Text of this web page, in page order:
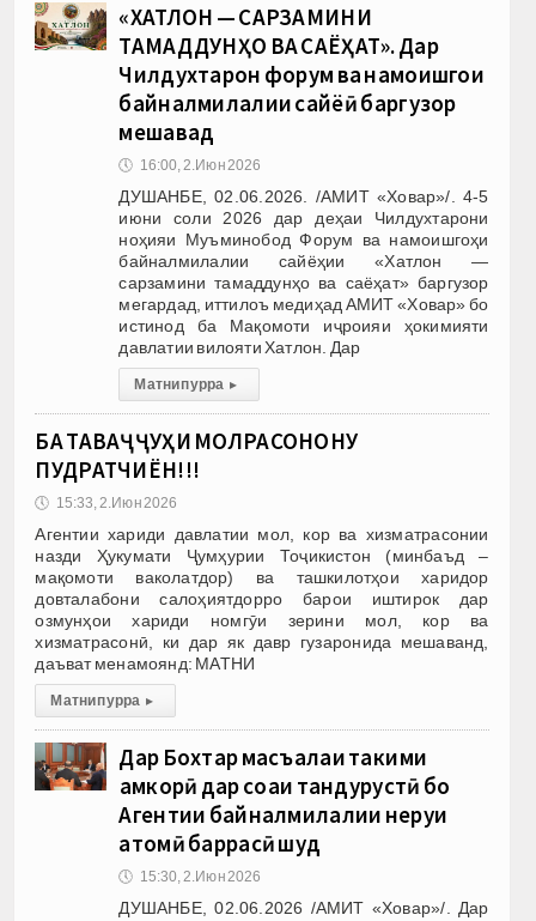
«ХАТЛОН — САРЗАМИНИ
ТАМАДДУНҲО ВА САЁҲАТ». Дар
Чилдухтарон форум ва намоишгоҳи
байналмилалии сайёҳӣ баргузор
мешавад
🕔 16:00, 2.Июн 2026
ДУШАНБЕ, 02.06.2026. /АМИТ «Ховар»/. 4-5
июни соли 2026 дар деҳаи Чилдухтарони
ноҳияи Муъминобод Форум ва намоишгоҳи
байналмилалии сайёҳии «Хатлон —
сарзамини тамаддунҳо ва саёҳат» баргузор
мегардад, иттилоъ медиҳад АМИТ «Ховар» бо
истинод ба Мақомоти иҷроияи ҳокимияти
давлатии вилояти Хатлон. Дар
Матни пурра ▸
БА ТАВАҶҶУҲИ МОЛРАСОНОНУ
ПУДРАТЧИЁН!!!
🕔 15:33, 2.Июн 2026
Агентии хариди давлатии мол, кор ва хизматрасонии
назди Ҳукумати Ҷумҳурии Тоҷикистон (минбаъд –
мақомоти ваколатдор) ва ташкилотҳои харидор
довталабони салоҳиятдорро барои иштирок дар
озмунҳои хариди номгӯи зерини мол, кор ва
хизматрасонӣ, ки дар як давр гузаронида мешаванд,
даъват менамоянд: МАТНИ
Матни пурра ▸
Дар Бохтар масъалаи таҳкими
ҳамкорӣ дар соҳаи тандурустӣ бо
Агентии байналмилалии неруи
атомӣ баррасӣ шуд
🕔 15:30, 2.Июн 2026
ДУШАНБЕ, 02.06.2026 /АМИТ «Ховар»/. Дар